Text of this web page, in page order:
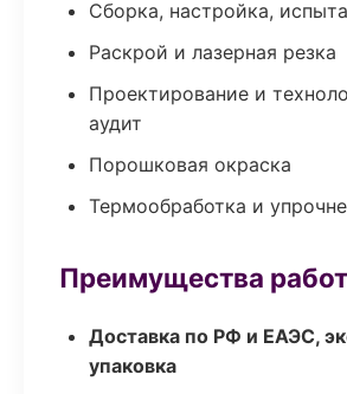
Сборка, настройка,
Раскрой и лазерная резка
Проектирование и
аудит
Порошковая окраска
Термообработка и
Преимущества
Доставка по РФ и ЕАЭС,
упаковка